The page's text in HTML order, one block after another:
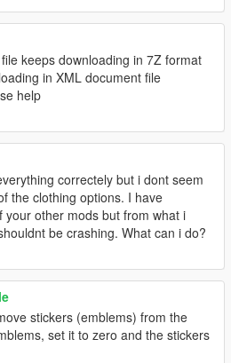
keeps downloading in 7Z format
in XML document file
help
correctely but i dont seem
the clothing options. I have
your other mods but from what i
be crashing. What can i do?
stickers (emblems) from the
set it to zero and the stickers